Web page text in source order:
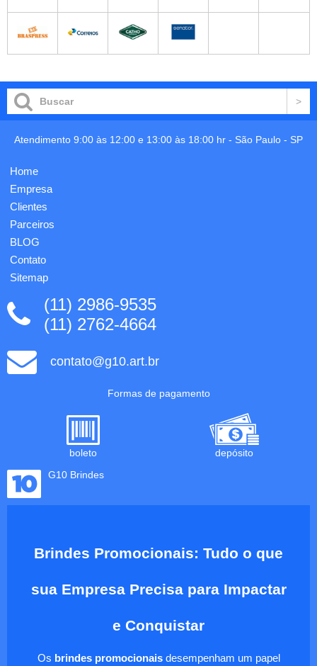
Atendimento 9:00 às 12:00 e 13:00 às 18:00 hr - São Paulo - SP
Home
Empresa
Clientes
Parceiros
BLOG
Contato
Sitemap
(11) 2986-9535
(11) 2762-4664
contato@g10.art.br
Formas de pagamento
boleto
depósito
G10 Brindes
Brindes Promocionais: Tudo o que
sua Empresa Precisa para Impactar
e Conquistar
Os brindes promocionaisdesempenham um papel